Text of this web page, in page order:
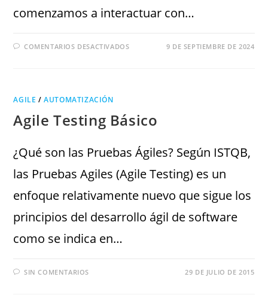
comenzamos a interactuar con…
COMENTARIOS DESACTIVADOS 9 DE SEPTIEMBRE DE 2024
AGILE /AUTOMATIZACIÓN
Agile Testing Básico
¿Qué son las Pruebas Ágiles? Según ISTQB,
las Pruebas Agiles (Agile Testing) es un
enfoque relativamente nuevo que sigue los
principios del desarrollo ágil de software
como se indica en…
SIN COMENTARIOS 29 DE JULIO DE 2015